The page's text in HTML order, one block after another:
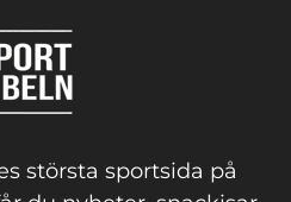
största sportsida på